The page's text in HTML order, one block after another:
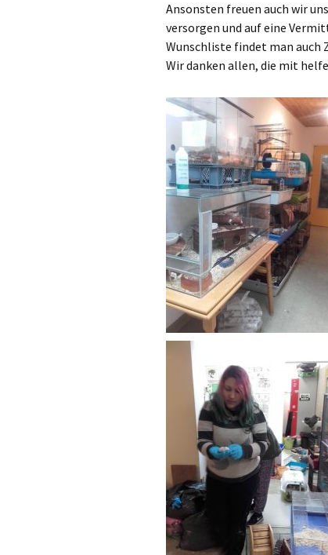
Ansonsten freuen auch wir
versorgen und auf eine
Wunschliste findet man auch
Wir danken allen, die mit